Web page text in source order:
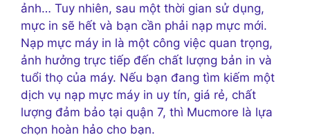
ảnh… Tuy nhiên, sau một thời gian sử dụng,
mực in sẽ hết và bạn cần phải nạp mực mới.
Nạp mực máy in là một công việc quan trọng,
ảnh hưởng trực tiếp đến chất lượng bản in và
tuổi thọ của máy. Nếu bạn đang tìm kiếm một
dịch vụ nạp mực máy in uy tín, giá rẻ, chất
lượng đảm bảo tại quận 7, thì Mucmore là lựa
chọn hoàn hảo cho bạn.